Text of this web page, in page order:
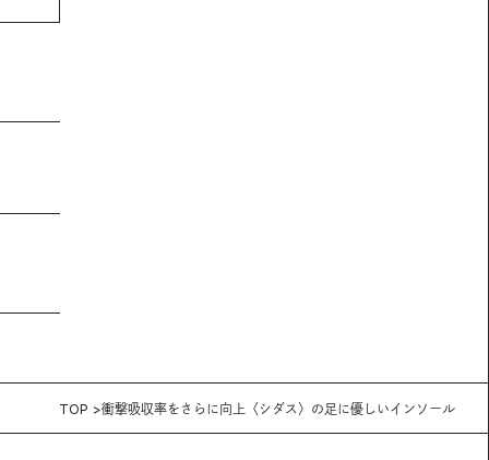
TOP 衝撃吸収率をさらに向上〈シダス〉の足に優しいインソール